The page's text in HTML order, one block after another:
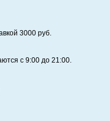
3000 руб.
с 9:00 до 21:00.